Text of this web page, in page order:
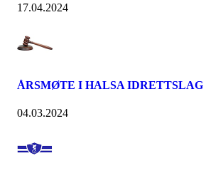
17.04.2024
ÅRSMØTE I HALSA IDRETTSLAG
04.03.2024